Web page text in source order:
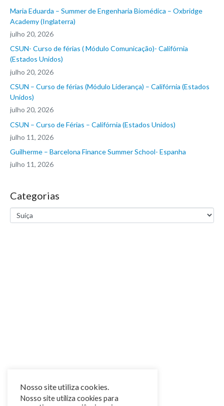
Maria Eduarda – Summer de Engenharia Biomédica – Oxbridge
Academy (Inglaterra)
julho 20, 2026
CSUN- Curso de férias ( Módulo Comunicação)- Califórnia
(Estados Unidos)
julho 20, 2026
CSUN – Curso de férias (Módulo Liderança) – Califórnia (Estados
Unidos)
julho 20, 2026
CSUN – Curso de Férias – Califórnia (Estados Unidos)
julho 11, 2026
Guilherme – Barcelona Finance Summer School- Espanha
julho 11, 2026
Categorias
Nosso site utiliza cookies.
Nosso site utiliza cookies para